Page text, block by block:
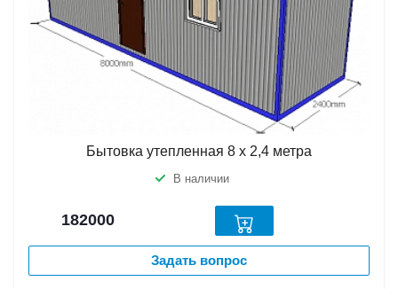
Бытовка утепленная 8 х 2,4 метра
В наличии
182000
Задать вопрос